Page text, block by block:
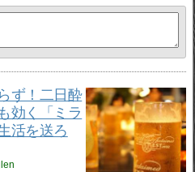
ず！二日酔
効く「ミラ
活を送ろ